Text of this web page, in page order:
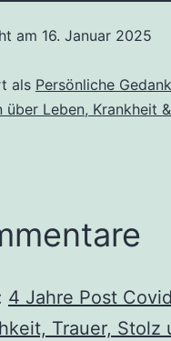
am 16. Januar 2025
als Persönliche
über Leben, Krankheit
4 Jahre Post
Trauer, Stolz